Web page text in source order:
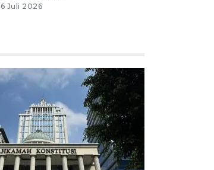
6 Juli 2026